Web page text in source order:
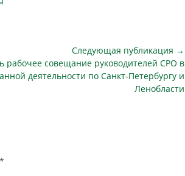
Следующая публикация →
рабочее совещание руководителей СРО в
деятельности по Санкт-Петербургу и
Ленобласти
*